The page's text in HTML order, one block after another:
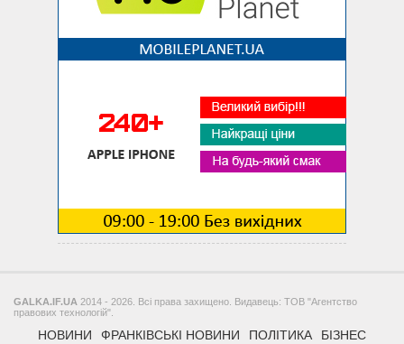
GALKA.IF.UA 2014 - 2026. Всі права захищено. Видавець: ТОВ "Агентство
правових технологій".
НОВИНИ ФРАНКІВСЬКІ НОВИНИ ПОЛІТИКА БІЗНЕС